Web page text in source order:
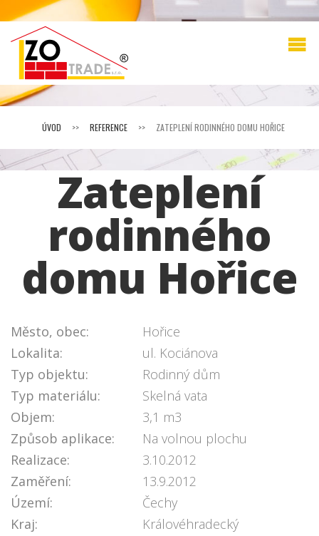
ÚVOD >> REFERENCE >> ZATEPLENÍ RODINNÉHO DOMU HOŘICE
Zateplení
rodinného
domu Hořice
Město, obec:
Hořice
Lokalita:
ul. Kociánova
Typ objektu:
Rodinný dům
Typ materiálu:
Skelná vata
Objem:
3,1 m3
Způsob aplikace:
Na volnou plochu
Realizace:
3.10.2012
Zaměření:
13.9.2012
Území:
Čechy
Kraj:
Královéhradecký